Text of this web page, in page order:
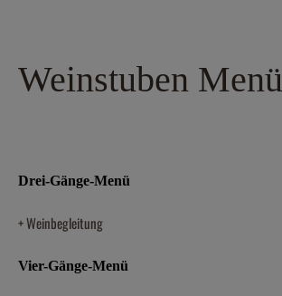
Weinstuben Menü
Drei-Gänge-Menü
+ Weinbegleitung
Vier-Gänge-Menü